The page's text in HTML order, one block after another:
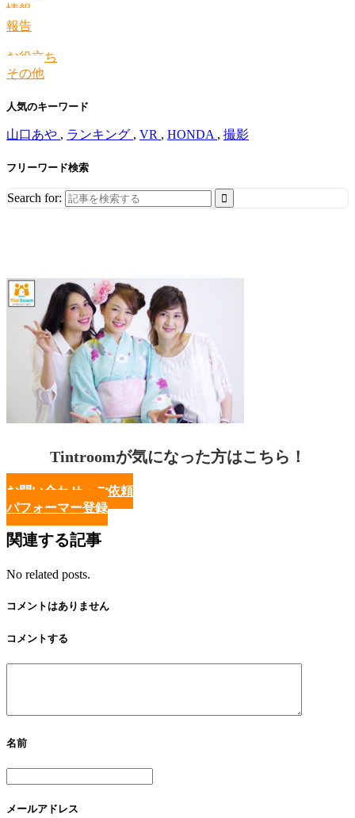
情報
報告
お役立ち
その他
人気のキーワード
山口あや , ランキング , VR , HONDA , 撮影
フリーワード検索
Search for:
Tintroomが気になった方はこちら！
お問い合わせ・ご依頼
パフォーマー登録
関連する記事
No related posts.
コメントはありません
コメントする
名前
メールアドレス